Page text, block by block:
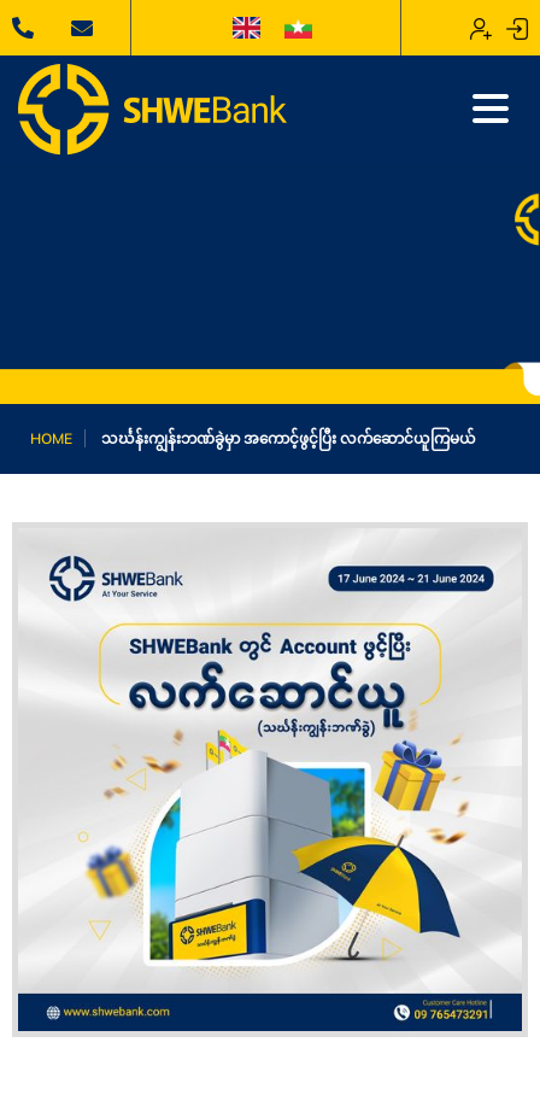
HOME သင်္ဃန်းကျွန်းဘဏ်ခွဲမှာ အကောင့်ဖွင့်ပြီး လက်ဆောင်ယူကြမယ်